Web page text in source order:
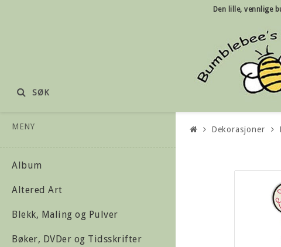
Den lille, vennlige
SØK
MENY
Album
Altered Art
Blekk, Maling og Pulver
Bøker, DVDer og Tidsskrifter
Dekorasjoner